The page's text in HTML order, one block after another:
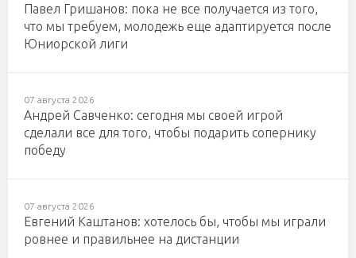
Павел Гришанов: пока не все получается из того,
что мы требуем, молодежь еще адаптируется после
Юниорской лиги
07 августа 2026
Андрей Савченко: сегодня мы своей игрой
сделали все для того, чтобы подарить сопернику
победу
07 августа 2026
Евгений Каштанов: хотелось бы, чтобы мы играли
ровнее и правильнее на дистанции